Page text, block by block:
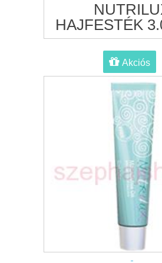
HAJFESTÉK
Akciós